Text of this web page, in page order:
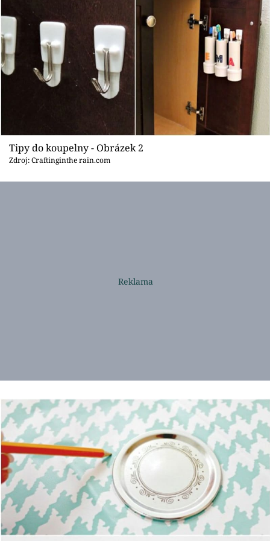
Tipy do koupelny - Obrázek 2
Zdroj: Craftinginthe rain.com